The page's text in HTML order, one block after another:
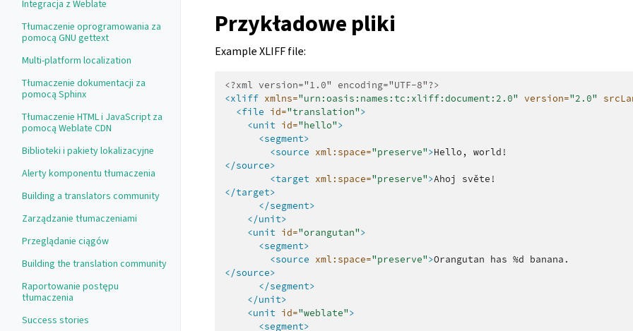
Integracja z Weblate
Tłumaczenie oprogramowania za
pomocą GNU gettext
Multi-platform localization
Tłumaczenie dokumentacji za
pomocą Sphinx
Tłumaczenie HTML i JavaScript za
pomocą Weblate CDN
Biblioteki i pakiety lokalizacyjne
Alerty komponentu tłumaczenia
Building a translators community
Zarządzanie tłumaczeniami
Przeglądanie ciągów
Building the translation community
Raportowanie postępu
tłumaczenia
Success stories
Przykładowe pliki
Example XLIFF file:
<?xml version="1.0" encoding="UTF-8"?>
<xliff xmlns="urn:oasis:names:tc:xliff:document:2.0" version="2.0"
<file id="translation">
<unit id="hello">
<segment>
<source xml:space="preserve">Hello,
</source>
<target xml:space="preserve">Ahoj
</target>
</segment>
</unit>
<unit id="orangutan">
<segment>
<source xml:space="preserve">Orangutan has %d
</source>
</segment>
</unit>
<unit id="weblate">
<segment>